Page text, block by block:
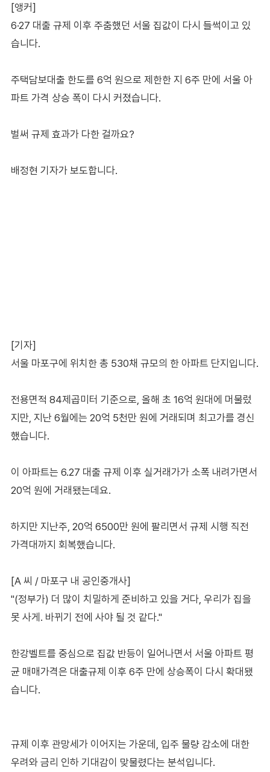
[앵커]
6·27 대출 규제 이후 주춤했던 서울 집값이 다시 들썩이고 있
습니다.
주택담보대출 한도를 6억 원으로 제한한 지 6주 만에 서울 아
파트 가격 상승 폭이 다시 커졌습니다.
벌써 규제 효과가 다한 걸까요?
배정현 기자가 보도합니다.
[기자]
서울 마포구에 위치한 총 530채 규모의 한 아파트 단지입니다.
전용면적 84제곱미터 기준으로, 올해 초 16억 원대에 머물렀
지만, 지난 6월에는 20억 5천만 원에 거래되며 최고가를 경신
했습니다.
이 아파트는 6.27 대출 규제 이후 실거래가가 소폭 내려가면서
20억 원에 거래됐는데요.
하지만 지난주, 20억 6500만 원에 팔리면서 규제 시행 직전
가격대까지 회복했습니다.
[A 씨 / 마포구 내 공인중개사]
"(정부가) 더 많이 치밀하게 준비하고 있을 거다, 우리가 집을
못 사게. 바뀌기 전에 사야 될 것 같다."
한강벨트를 중심으로 집값 반등이 일어나면서 서울 아파트 평
균 매매가격은 대출규제 이후 6주 만에 상승폭이 다시 확대됐
습니다.
규제 이후 관망세가 이어지는 가운데, 입주 물량 감소에 대한
우려와 금리 인하 기대감이 맞물렸다는 분석입니다.